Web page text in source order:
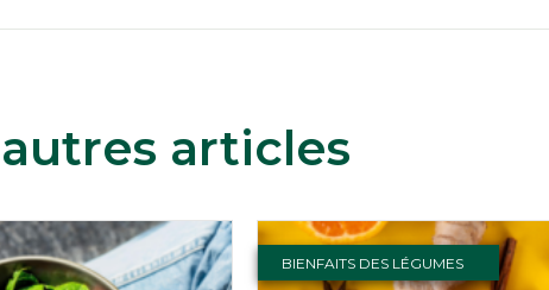
articles
BIENFAITS DES LÉGUMES